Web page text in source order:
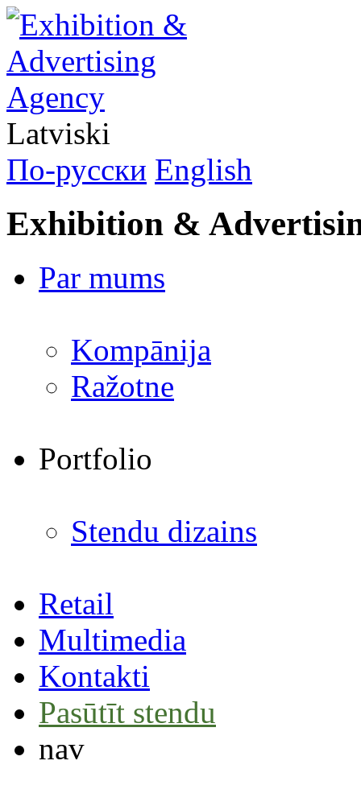
Latviski
По-русски English
Exhibition &
Par mums
Kompānija
Ražotne
Portfolio
Stendu dizains
Retail
Multimedia
Kontakti
Pasūtīt stendu
nav